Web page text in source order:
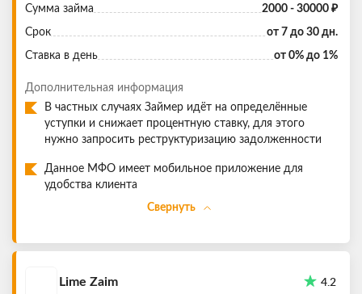
Сумма займа 2000 - 30000 ₽
Срок от 7 до 30 дн.
Ставка в день от 0% до 1%
Дополнительная информация
В частных случаях Займер идёт на определённые
уступки и снижает процентную ставку, для этого
нужно запросить реструктуризацию задолженности
Данное МФО имеет мобильное приложение для
удобства клиента
Свернуть
4.2
Lime Zaim